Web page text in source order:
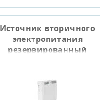
Источник вторичного
электропитания
резервированный